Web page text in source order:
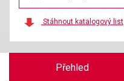
Stáhnout katalogový list
Přehled